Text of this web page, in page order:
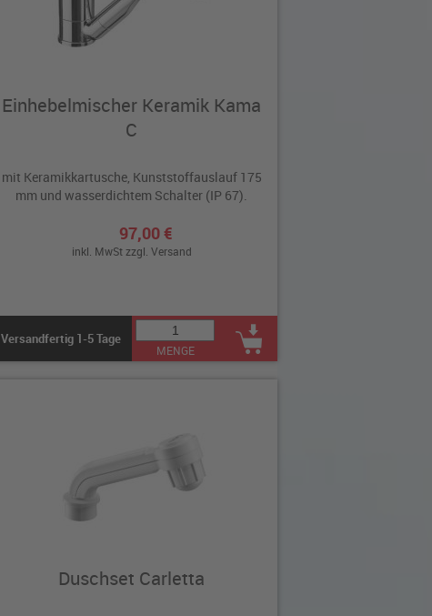
Einhebelmischer Keramik Kama
C
mit Keramikkartusche, Kunststoffauslauf 175
mm und wasserdichtem Schalter (IP 67).
97,00 €
inkl. MwSt zzgl. Versand
Versandfertig 1-5 Tage
MENGE
Duschset Carletta